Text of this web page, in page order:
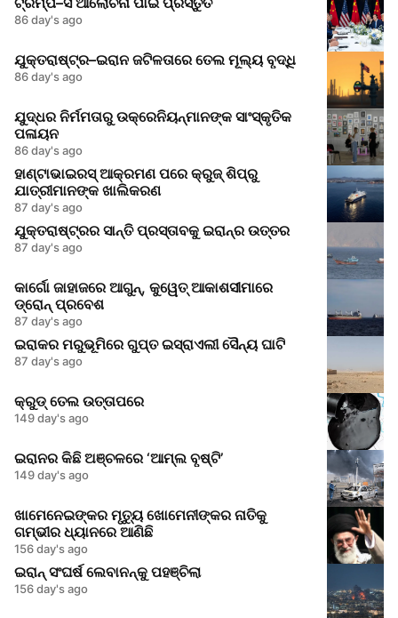
86 day's ago
ଯୁକ୍ତରାଷ୍ଟ୍ର–ଇରାନ ଜଟିଳତାରେ ତେଲ ମୂଲ୍ୟ ବୃଦ୍ଧି
86 day's ago
ଯୁଦ୍ଧର ନିର୍ମମତାରୁ ଉକ୍ରେନିୟନ୍‌ମାନଙ୍କ ସାଂସ୍କୃତିକ
ପଳାୟନ
86 day's ago
ହାଣ୍ଟାଭାଇରସ୍‌ ଆକ୍ରମଣ ପରେ କ୍ରୁଜ୍‌ ଶିପ୍‌ରୁ
ଯାତ୍ରୀମାନଙ୍କ ଖାଲିକରଣ
87 day's ago
ଯୁକ୍ତରାଷ୍ଟ୍ରର ସାନ୍ତି ପ୍ରସ୍ତାବକୁ ଇରାନ୍‌ର ଉତ୍ତର
87 day's ago
କାର୍ଗୋ ଜାହାଜରେ ଆଗୁନ୍, କୁୱେତ୍ ଆକାଶସୀମାରେ
ଡ୍ରୋନ୍ ପ୍ରବେଶ
87 day's ago
ଇରାକର ମରୁଭୂମିରେ ଗୁପ୍ତ ଇସ୍ରାଏଲୀ ସୈନ୍ୟ ଘାଟି
87 day's ago
କ୍ରୁଡ୍ ତେଲ ଉତ୍ତାପରେ
149 day's ago
ଇରାନର କିଛି ଅଞ୍ଚଳରେ ‘ଆମ୍ଲ ବୃଷ୍ଟି’
149 day's ago
ଖାମେନେଇଙ୍କର ମୃତ୍ୟୁ ଖୋମେନୀଙ୍କର ନାତିକୁ
ଗମ୍ଭୀର ଧ୍ୟାନରେ ଆଣିଛି
156 day's ago
ଇରାନ୍ ସଂଘର୍ଷ ଲେବାନନ୍କୁ ପହଞ୍ଚିଲା
156 day's ago